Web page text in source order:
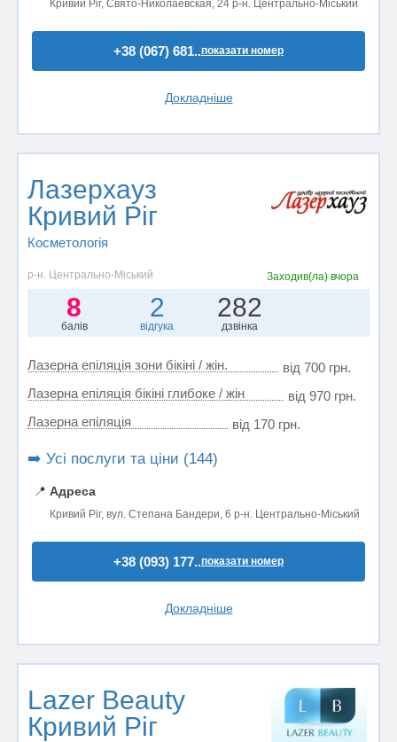
Кривий Ріг, Свято-Николаевская, 24 р-н. Центрально-Міський
+38 (067) 681..показати номер
Докладніше
Лазерхауз
Кривий Ріг
Косметологія
р-н. Центрально-Міський Заходив(ла) вчора
8
балів
2
відгука
282
дзвінка
Лазерна епіляція зони бікіні / жін.
від 700 грн.
Лазерна епіляція бікіні глибоке / жін
від 970 грн.
Лазерна епіляція
від 170 грн.
➡️ Усі послуги та ціни (144)
📍 Адреса
Кривий Ріг, вул. Степана Бандери, 6 р-н. Центрально-Міський
+38 (093) 177..показати номер
Докладніше
Lazer Beauty
Кривий Ріг